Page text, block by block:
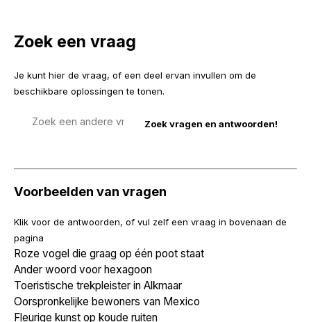
Zoek een vraag
Je kunt hier de vraag, of een deel ervan invullen om de
beschikbare oplossingen te tonen.
Voorbeelden van vragen
Klik voor de antwoorden, of vul zelf een vraag in bovenaan de
pagina
Roze vogel die graag op één poot staat
Ander woord voor hexagoon
Toeristische trekpleister in Alkmaar
Oorspronkelijke bewoners van Mexico
Fleurige kunst op koude ruiten